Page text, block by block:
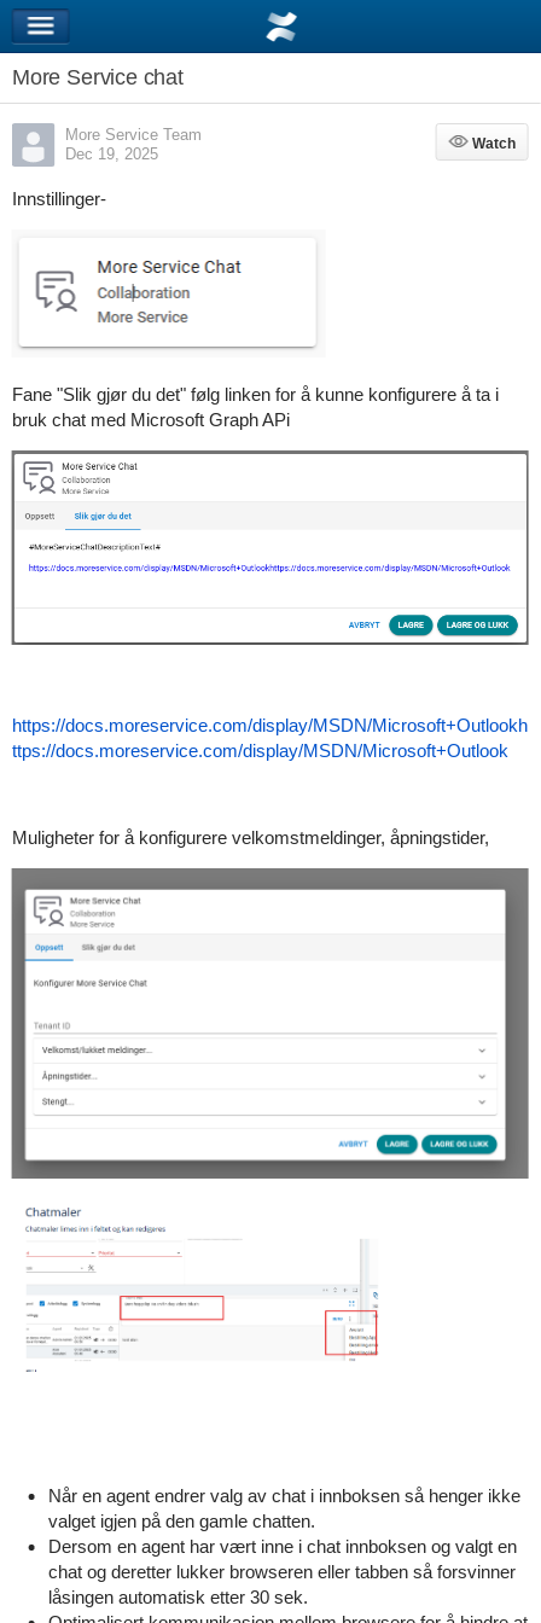
More Service chat
More Service Team
Dec 19, 2025
Watch
Watch
Innstillinger-
Fane "Slik gjør du det" følg linken for å kunne konfigurere å ta i
bruk chat med Microsoft Graph APi
https://docs.moreservice.com/display/MSDN/Microsoft+Outlookh
ttps://docs.moreservice.com/display/MSDN/Microsoft+Outlook
Muligheter for å konfigurere velkomstmeldinger, åpningstider,
Når en agent endrer valg av chat i innboksen så henger ikke
valget igjen på den gamle chatten.
Dersom en agent har vært inne i chat innboksen og valgt en
chat og deretter lukker browseren eller tabben så forsvinner
låsingen automatisk etter 30 sek.